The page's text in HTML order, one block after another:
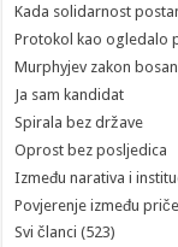
Kada solidarnost
Protokol kao ogledalo
Murphyjev zakon
Ja sam kandidat
Spirala bez države
Oprost bez posljedica
Između narativa i
Povjerenje između
Svi članci (523)